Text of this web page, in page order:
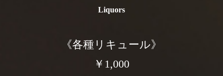
Liquors
《各種リキュール》
￥1,000